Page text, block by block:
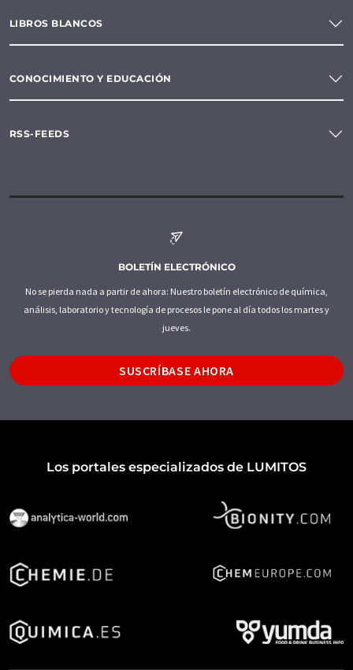
LIBROS BLANCOS
CONOCIMIENTO Y EDUCACIÓN
RSS-FEEDS
BOLETÍN ELECTRÓNICO
No se pierda nada a partir de ahora: Nuestro boletín electrónico de química,
análisis, laboratorio y tecnología de procesos le pone al día todos los martes y
jueves.
SUSCRÍBASE AHORA
Los portales especializados de LUMITOS